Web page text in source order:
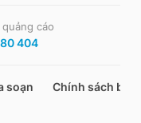
cáo
404
soạn Chính sách bảo